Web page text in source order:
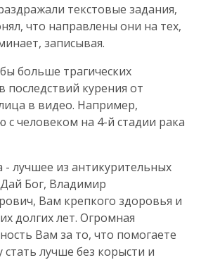
текстовые задания,
что направлены они на тех,
записывая.
больше трагических
последствий курения от
в видео. Например,
с человеком на 4-й стадии рака
- лучшее из антикурительных
Бог, Владимир
Вам крепкого здоровья и
долгих лет. Огромная
Вам за то, что помогаете
стать лучше без корысти и